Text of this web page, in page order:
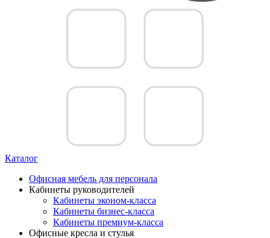
Каталог
Офисная мебель для персонала
Кабинеты руководителей
Кабинеты эконом-класса
Кабинеты бизнес-класса
Кабинеты премиум-класса
Офисные кресла и стулья